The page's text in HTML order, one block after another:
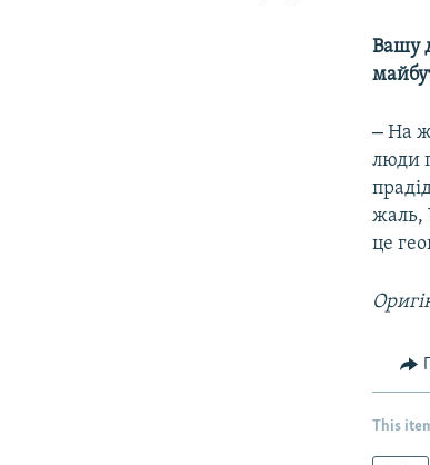
Вашу
– На
люди
жаль,
це
This